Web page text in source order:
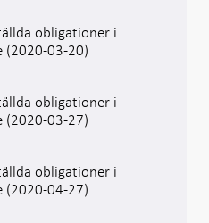
obligationer i
(2020-03-20)
obligationer i
(2020-03-27)
obligationer i
(2020-04-27)